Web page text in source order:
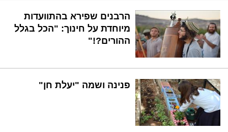
הרבנים שפירא בהתוועדות
מיוחדת על חינוך: "הכל בגלל
ההורים?!"
פנינה ושמה "יעלת חן"